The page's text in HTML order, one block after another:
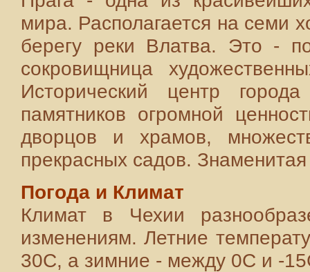
мира. Располагается на семи
берегу реки Влатва. Это -
сокровищница
Исторический центр
памятников огромной
дворцов и храмов,
прекрасных садов.
Погода и Климат
Климат в Чехии
изменениям. Летние
30С, а зимние - между 0С и -